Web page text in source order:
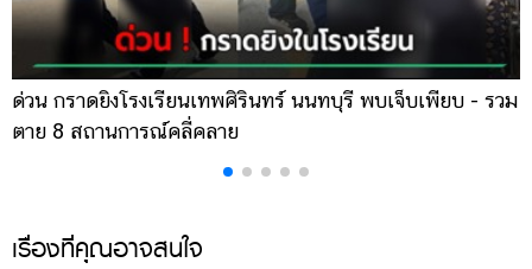
ด่วน กราดยิงโรงเรียนเทพศิรินทร์ นนทบุรี พบเจ็บเพียบ - รวม
ตาย 8 สถานการณ์คลี่คลาย
เรื่องที่คุณอาจสนใจ